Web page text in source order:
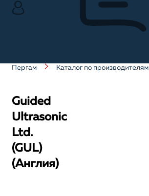
Пергам Каталог по производителям
Guided
Ultrasonic
Ltd.
(GUL)
(Англия)